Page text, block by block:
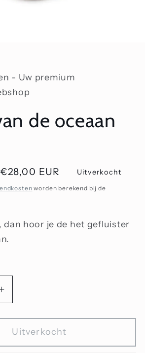
- Uw premium
de oceaan
Aanbiedingsprijs
€28,00 EUR Uitverkocht
worden berekend bij de
dan hoor je de het gefluister
Aantal
voor
Stem
van
Uitverkocht